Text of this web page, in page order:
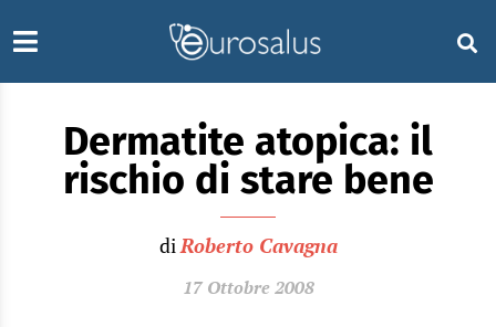
Dermatite atopica: il
rischio di stare bene
diRoberto Cavagna
17 Ottobre 2008